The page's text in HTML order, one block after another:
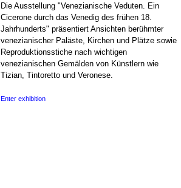
Die Ausstellung "Venezianische Veduten. Ein
Cicerone durch das Venedig des frühen 18.
Jahrhunderts" präsentiert Ansichten berühmter
venezianischer Paläste, Kirchen und Plätze sowie
Reproduktionsstiche nach wichtigen
venezianischen Gemälden von Künstlern wie
Tizian, Tintoretto und Veronese.
Enter exhibition